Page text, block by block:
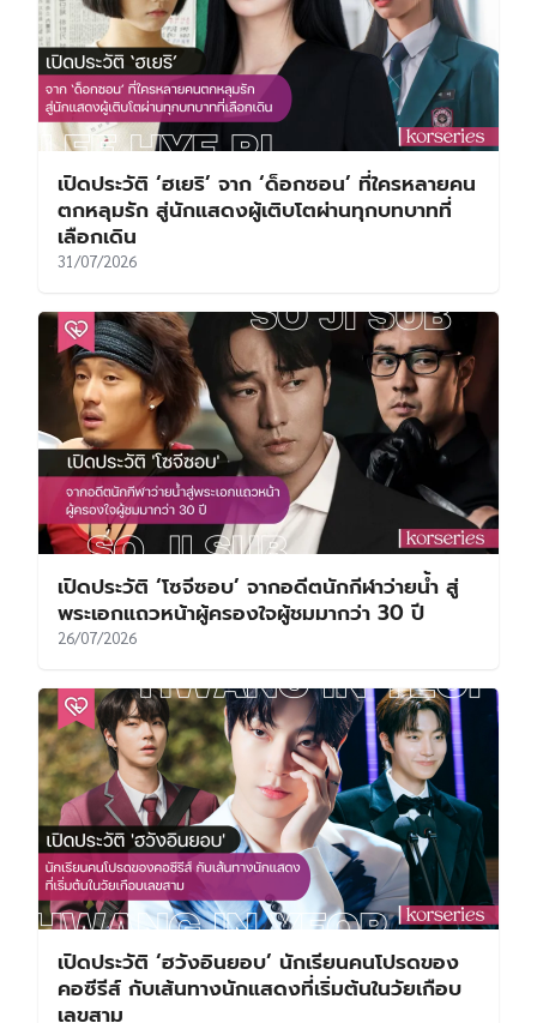
ส่องประวัติ – ผลงาน ของ ซอซูมิน (Seo Su Min)
SPOTLIGHT
เปิดประวัติ ‘ฮเยริ’ จาก ‘ด็อกซอน’ ที่ใครหลายคน
ตกหลุมรัก สู่นักแสดงผู้เติบโตผ่านทุกบทบาทที่
เลือกเดิน
31/07/2026